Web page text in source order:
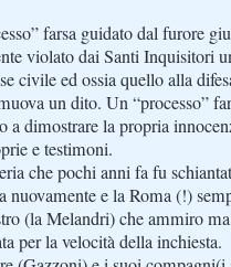
farsa guidato dal furore
violato dai Santi Inquisitori
civile ed ossia quello alla
un dito. Un “processo”
a dimostrare la propria
e testimoni.
che pochi anni fa fu
nuovamente e la Roma (!)
(la Melandri) che ammiro
per la velocità della inchiesta.